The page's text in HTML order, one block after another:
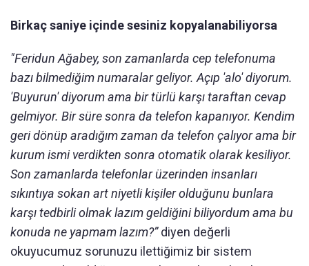
Birkaç saniye içinde sesiniz kopyalanabiliyorsa
"Feridun Ağabey, son zamanlarda cep telefonuma
bazı bilmediğim numaralar geliyor. Açıp 'alo' diyorum.
'Buyurun' diyorum ama bir türlü karşı taraftan cevap
gelmiyor. Bir süre sonra da telefon kapanıyor. Kendim
geri dönüp aradığım zaman da telefon çalıyor ama bir
kurum ismi verdikten sonra otomatik olarak kesiliyor.
Son zamanlarda telefonlar üzerinden insanları
sıkıntıya sokan art niyetli kişiler olduğunu bunlara
karşı tedbirli olmak lazım geldiğini biliyordum ama bu
konuda ne yapmam lazım?”diyen değerli
okuyucumuz sorunuzu ilettiğimiz bir sistem